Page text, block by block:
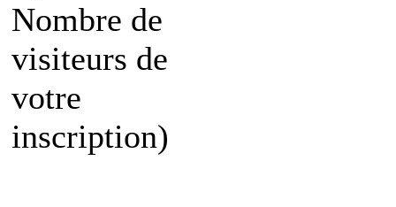
Nombre de
visiteurs de
votre
inscription)